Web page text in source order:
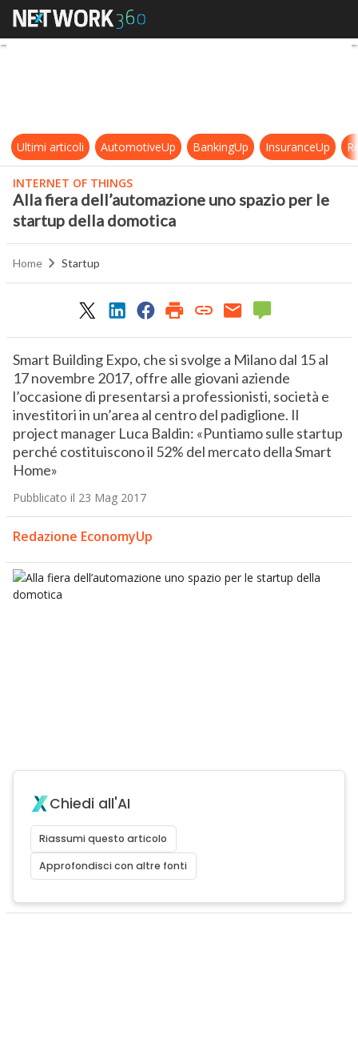
Alla fiera dell’automazione uno
Ultimi articoli AutomotiveUp BankingUp InsuranceUp
INTERNET OF THINGS
Alla fiera dell’automazione uno spazio per le
startup della domotica
Home Startup
Smart Building Expo, che si svolge a Milano dal 15 al
17 novembre 2017, offre alle giovani aziende
l’occasione di presentarsi a professionisti, società e
investitori in un’area al centro del padiglione. Il
project manager Luca Baldin: «Puntiamo sulle startup
perché costituiscono il 52% del mercato della Smart
Home»
Pubblicato il 23 Mag 2017
Redazione EconomyUp
Chiedi all'AI
Riassumi questo articolo
Approfondisci con altre fonti